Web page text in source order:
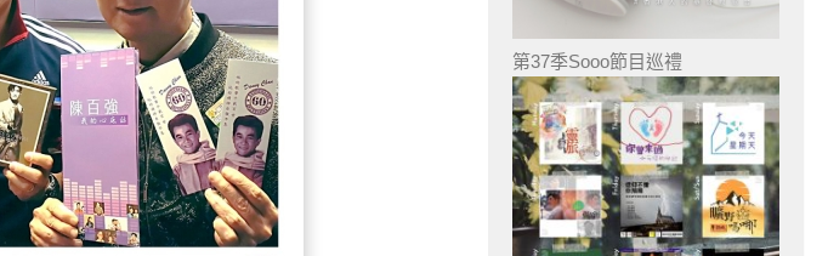
第37季Sooo節目巡禮